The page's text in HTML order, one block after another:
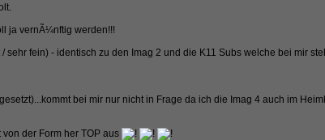
ja vernÃ¼nftig werden!!!
fein) - identisch zu den Imag 2 und die K11 Subs welche bei mir
bei mir nur nicht in Frage da ich die Imag 4 auch im
der Form her TOP aus